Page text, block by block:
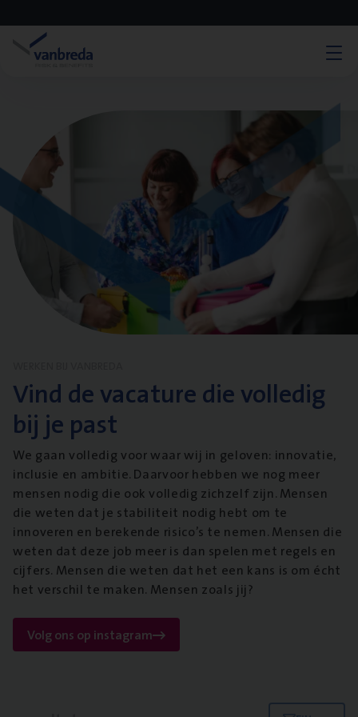
Vind de vacature die volledig
bij je past
We gaan volledig voor waar wij in geloven: innovatie,
inclusie en ambitie. Daarvoor hebben we nog meer
mensen nodig die ook volledig zichzelf zijn. Mensen
die weten dat je stabiliteit nodig hebt om te
innoveren en berekende risico’s te nemen. Mensen die
weten dat deze job meer is dan spelen met regels en
cijfers. Mensen die weten dat het een kans is om écht
het verschil te maken. Mensen zoals jij?
Volg ons op instagram